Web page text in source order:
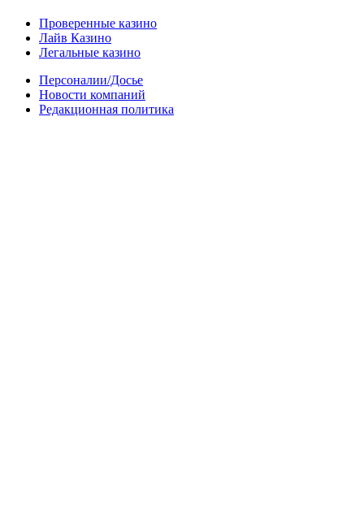
Проверенные казино
Лайв Казино
Легальные казино
Персоналии/Досье
Новости компаний
Редакционная политика